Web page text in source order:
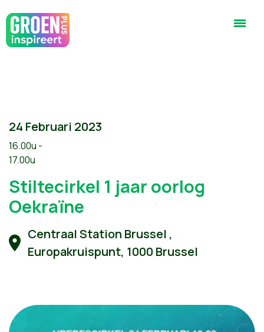
24 Februari 2023
16.00u -
17.00u
Stiltecirkel 1 jaar oorlog
Oekraïne
Centraal Station Brussel ,
Europakruispunt, 1000 Brussel